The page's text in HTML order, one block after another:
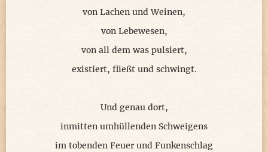
von Lachen und Weinen,
von Lebewesen,
von all dem was pulsiert,
existiert, fließt und schwingt.
Und genau dort,
inmitten umhüllenden Schweigens
im tobenden Feuer und Funkenschlag